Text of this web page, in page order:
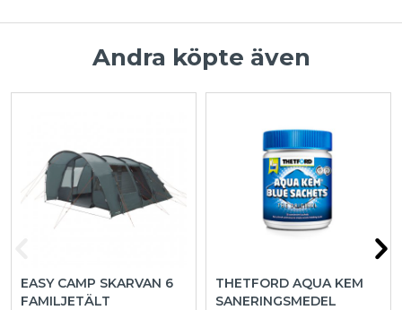
Andra köpte även
EASY CAMP SKARVAN 6
FAMILJETÄLT
THETFORD AQUA KEM
SANERINGSMEDEL